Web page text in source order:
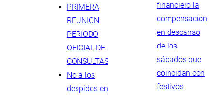
PRIMERA
REUNION
PERIODO
OFICIAL DE
CONSULTAS
No a los
despidos en
financiero la
compensación
en descanso
de los
sábados que
coincidan con
festivos